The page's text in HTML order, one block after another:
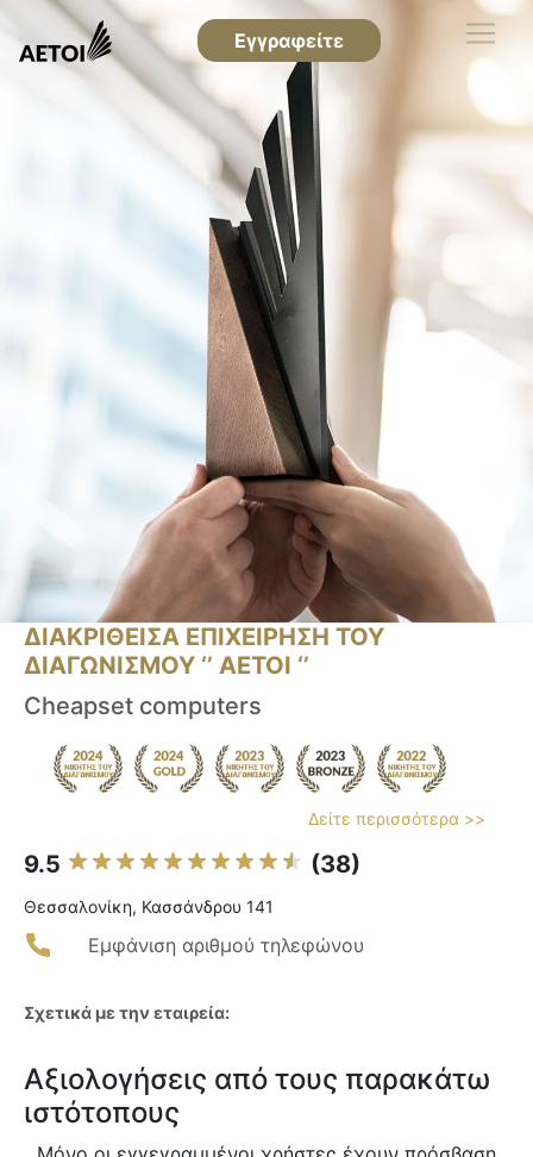
Εγγραφείτε
ΔΙΑΚΡΙΘΕΙΣΑ ΕΠΙΧΕΙΡΗΣΗ ΤΟΥ
ΔΙΑΓΩΝΙΣΜΟΥ ‘’ ΑΕΤΟΙ ‘’
Cheapset computers
Δείτε περισσότερα >>
9.5 (38)
Θεσσαλονίκη, Κασσάνδρου 141
Εμφάνιση αριθμού τηλεφώνου
Σχετικά με την εταιρεία:
Αξιολογήσεις από τους παρακάτω
ιστότοπους